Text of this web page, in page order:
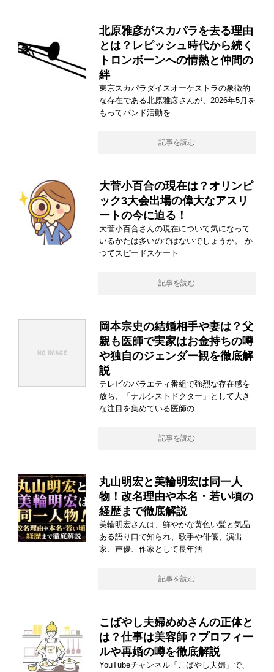
北原雅彦がスカパラを去る理由
とは？レピッシュ時代から続く
トロンボーンへの情熱と仲間の
絆
東京スカパラダイスオーケストラの象徴的
な存在である北原雅彦さんが、2026年5月を
もってバンド活動を
記事を読む
大菅小百合の現在は？オリンピ
ック3大会出場の偉大なアスリ
ートの今に迫る！
大菅小百合さんの現在について気になって
いるかたは多いのではないでしょうか。 か
つてスピードスケート
記事を読む
岡本宗史の結婚相手や妻は？父
親も医師で実家はお金持ちの噂
や独自のジェンダー観を徹底解
説
テレビのバラエティ番組で強烈な存在感を
放ち、「ナルシストドクター」として大き
な注目を集めている医師の
記事を読む
丸山明宏と美輪明宏は同一人
物！改名理由や本名・若い頃の
経歴まで徹底解説
美輪明宏さんは、鮮やかな黄色い髪と気品
ある語り口で知られ、歌手や俳優、演出
家、声優、作家として長年活
記事を読む
こばやし夫婦めめさんの正体と
は？仕事は美容師？プロフィー
ルや再婚の噂を徹底解説
YouTubeチャンネル「こばやし夫婦」で、